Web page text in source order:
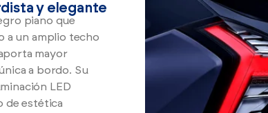
y elegante
piano que
a un amplio techo
mayor
a bordo. Su
LED
de estética